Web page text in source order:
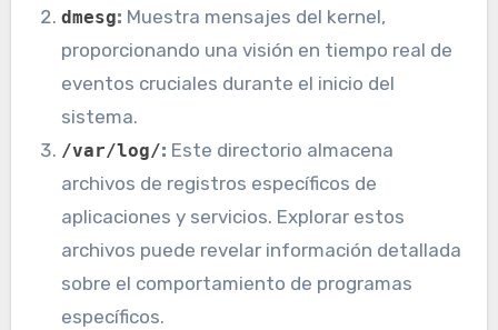
dmesg: Muestra mensajes del kernel,
proporcionando una visión en tiempo real de
eventos cruciales durante el inicio del
sistema.
/var/log/: Este directorio almacena
archivos de registros específicos de
aplicaciones y servicios. Explorar estos
archivos puede revelar información detallada
sobre el comportamiento de programas
específicos.